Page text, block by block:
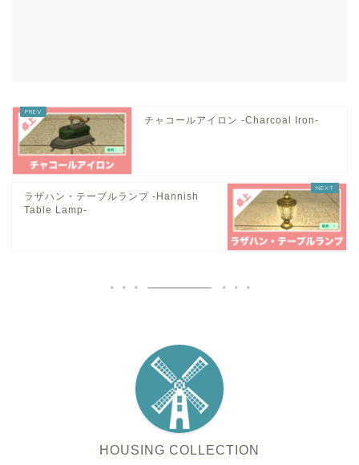
チャコールアイロン -Charcoal Iron-
ラザハン・テーブルランプ -Hannish
Table Lamp-
HOUSING COLLECTION